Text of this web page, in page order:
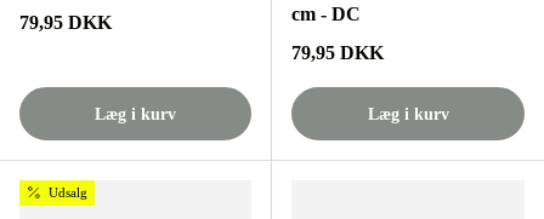
Normalpris
79,95 DKK
Læg i kurv
cm - DC
Normalpris
79,95 DKK
Læg i kurv
Udsalg